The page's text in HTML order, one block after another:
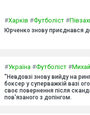
#Харків #Футболіст #
Юрченко знову приєднався
#Україна #Футболіст #
"Невдовзі знову вийду на
боксер у суперважкій вазі
своє повернення після
пов'язаного з допінгом.